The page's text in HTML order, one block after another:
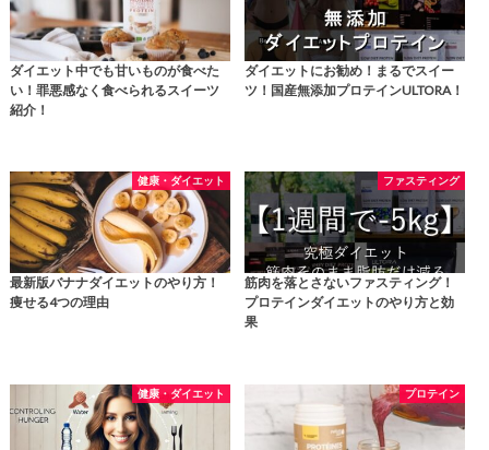
ダイエット中でも甘いものが食べた
い！罪悪感なく食べられるスイーツ
紹介！
ダイエットにお勧め！まるでスイー
ツ！国産無添加プロテインULTORA！
健康・ダイエット
最新版バナナダイエットのやり方！
痩せる4つの理由
ファスティング
筋肉を落とさないファスティング！
プロテインダイエットのやり方と効
果
健康・ダイエット プロテイン